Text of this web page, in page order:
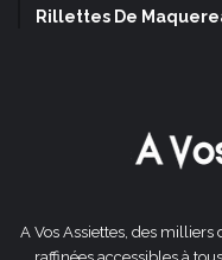
Rillettes De
A Vos Assiettes, des